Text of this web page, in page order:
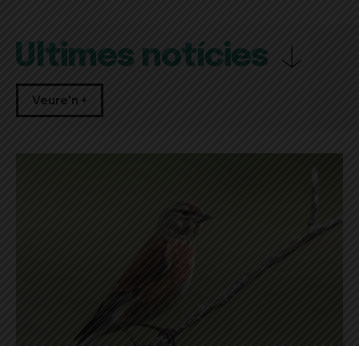
Últimes notícies
Veure'n +